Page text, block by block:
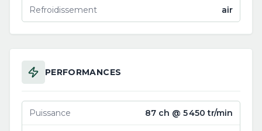
Refroidissement air
PERFORMANCES
Puissance 87 ch @ 5 450 tr/min